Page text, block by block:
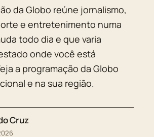
da Globo reúne jornalismo,
e entretenimento numa
todo dia e que varia
onde você está
a programação da Globo
e na sua região.
Cruz